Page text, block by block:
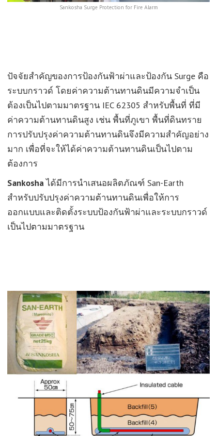
Sankosha Surge Protection for Fire Alarm
ปัจจัยสำคัญของการป้องกันฟ้าผ่าและป้องกัน Surge คือ
ระบบกราวด์ โดยค่าความต้านทานดินมีความจำเป็น
ต้องเป็นไปตามมาตรฐาน IEC 62305 สำหรับพื้นที่ ที่มี
ค่าความต้านทานดินสูง เช่น พื้นที่ภูเขา พื้นที่ดินทราย
การปรับปรุงค่าความต้านทานดินจึงมีความสำคัญอย่าง
มาก เพื่อที่จะให้ได้ค่าความต้านทานดินเป็นไปตาม
ต้องการ
Sankoshaได้มีการนำเสนอผลิตภัณฑ์ San-Earth
สำหรับปรับปรุงค่าความต้านทานดินเพื่อให้การ
ออกแบบและติดตั้งระบบป้องกันฟ้าผ่าและระบบกราวด์
เป็นไปตามมาตรฐาน